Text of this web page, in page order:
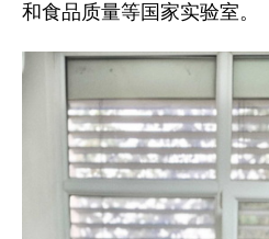
和食品质量等国家实验室。